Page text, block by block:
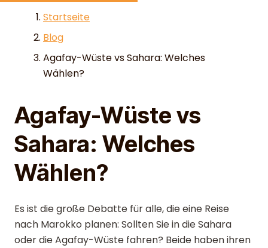
Skip to content
Startseite
Blog
Agafay-Wüste vs Sahara: Welches
Wählen?
Agafay-Wüste vs
Sahara: Welches
Wählen?
Es ist die große Debatte für alle, die eine Reise
nach Marokko planen: Sollten Sie in die Sahara
oder die Agafay-Wüste fahren? Beide haben ihren